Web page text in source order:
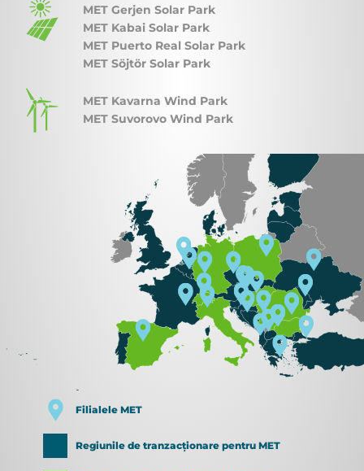
MET Gerjen Solar Park
MET Kabai Solar Park
MET Puerto Real Solar Park
MET Söjtör Solar Park
MET Kavarna Wind Park
MET Suvorovo Wind Park
Filialele MET
Regiunile de tranzacționare pentru MET